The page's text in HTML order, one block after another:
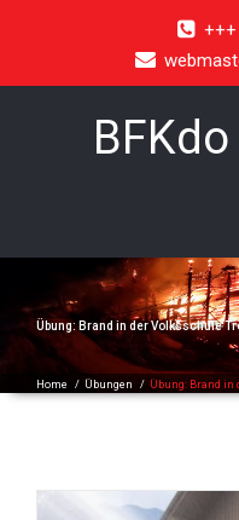
Übung: Brand in der Volksschule
Home / Übungen / Übung: Brand in